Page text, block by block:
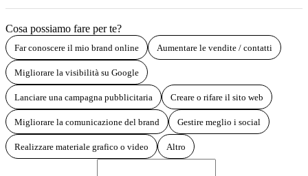
Cosa possiamo fare per te?
Far conoscere il mio brand online Aumentare le vendite / contatti
Migliorare la visibilità su Google
Lanciare una campagna pubblicitaria Creare o rifare il sito web
Migliorare la comunicazione del brand Gestire meglio i social
Realizzare materiale grafico o video Altro